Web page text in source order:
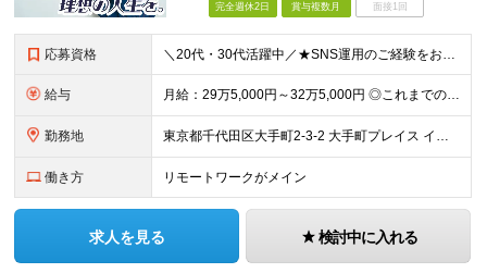
完全週休2日 賞与複数月 面接1回
応募資格 ＼20代・30代活躍中／★SNS運用のご経験をお持ちの方は必見！あなたの挑戦を当社は歓迎します！ 【必須条件】 ◎公式SNS（X、Instagram、TikTok、YouTubeなど）の運用経験があ
給与 月給：29万5,000円～32万5,000円 ◎これまでの経験と能力を考慮の上、決定します！ ☆明確な評価制度とキャリア形成 当社では個人の頑張りを反映する明確な評価制度を設けています。将来にわた
勤務地 東京都千代田区大手町2-3-2 大手町プレイス イーストタワー6階
働き方 リモートワークがメイン
求人を見る 検討中に入れる